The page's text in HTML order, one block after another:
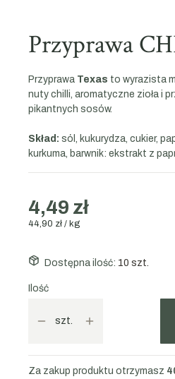
Przyprawa
Przyprawa Texas to wyrazista
nuty chilli, aromatyczne zioła i
pikantnych sosów.
Skład: sól, kukurydza, cukier,
kurkuma, barwnik: ekstrakt z
4,49 zł
44,90 zł / kg
Dostępna ilość: 10 szt.
Ilość
szt.
Za zakup produktu otrzymasz